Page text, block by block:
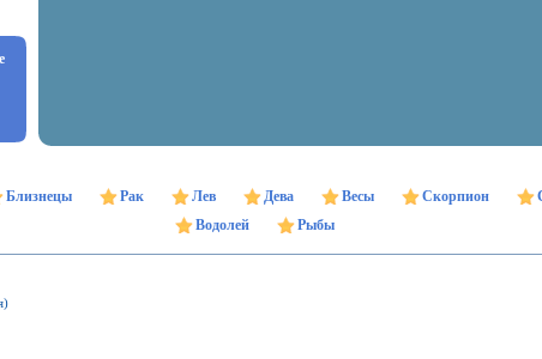
Близнецы Рак Лев Дева Весы Скорпион
Водолей
Рыбы